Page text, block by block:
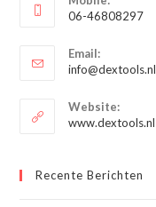
in
je
toepassing
06-46808297
in
je
toepassing
Email:
info@dextools.nl
Website:
www.dextools.nl
Recente Berichten